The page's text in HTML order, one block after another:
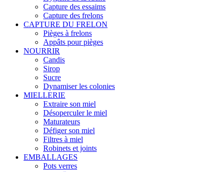
Capture des essaims
Capture des frelons
CAPTURE DU FRELON
Pièges à frelons
Appâts pour pièges
NOURRIR
Candis
Sirop
Sucre
Dynamiser les colonies
MIELLERIE
Extraire son miel
Désoperculer le miel
Maturateurs
Défiger son miel
Filtres à miel
Robinets et joints
EMBALLAGES
Pots verres